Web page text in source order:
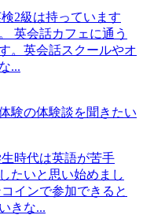
2級は持っています
英会話カフェに通う
。英会話スクールやオ
...
験の体験談を聞きたい
時代は英語が苦手
たいと思い始めまし
インで参加できると
きな...